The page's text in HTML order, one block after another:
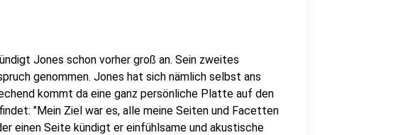
Jones schon vorher groß an. Sein zweites
genommen. Jones hat sich nämlich selbst ans
kommt da eine ganz persönliche Platte auf den
"Mein Ziel war es, alle meine Seiten und Facetten
einen Seite kündigt er einfühlsame und akustische